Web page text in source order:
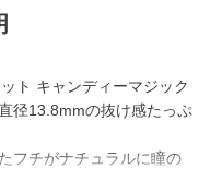
ト キャンディーマジック
径13.8mmの抜け感たっぷ
フチがナチュラルに瞳の